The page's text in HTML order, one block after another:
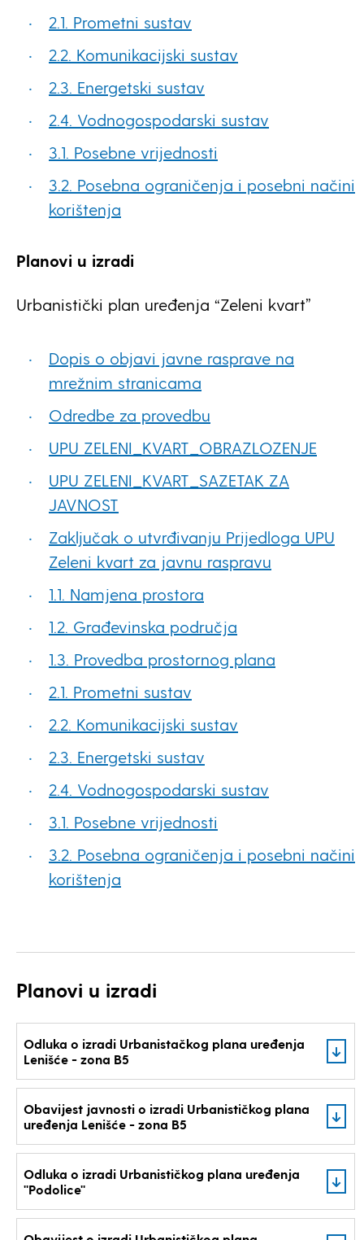
2.1. Prometni sustav
2.2. Komunikacijski sustav
2.3. Energetski sustav
2.4. Vodnogospodarski sustav
3.1. Posebne vrijednosti
3.2. Posebna ograničenja i posebni načini
korištenja
Planovi u izradi
Urbanistički plan uređenja “Zeleni kvart”
Dopis o objavi javne rasprave na
mrežnim stranicama
Odredbe za provedbu
UPU ZELENI_KVART_OBRAZLOZENJE
UPU ZELENI_KVART_SAZETAK ZA
JAVNOST
Zaključak o utvrđivanju Prijedloga UPU
Zeleni kvart za javnu raspravu
1.1. Namjena prostora
1.2. Građevinska područja
1.3. Provedba prostornog plana
2.1. Prometni sustav
2.2. Komunikacijski sustav
2.3. Energetski sustav
2.4. Vodnogospodarski sustav
3.1. Posebne vrijednosti
3.2. Posebna ograničenja i posebni načini
korištenja
Planovi u izradi
Odluka o izradi Urbanistačkog plana uređenja
Lenišće - zona B5
Obavijest javnosti o izradi Urbanističkog plana
uređenja Lenišće - zona B5
Odluka o izradi Urbanističkog plana uređenja
''Podolice''